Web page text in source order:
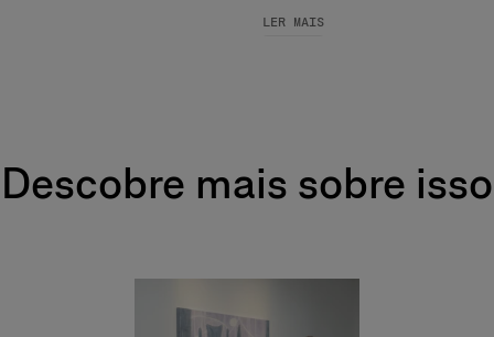
LER MAIS
Descobre mais sobre isso